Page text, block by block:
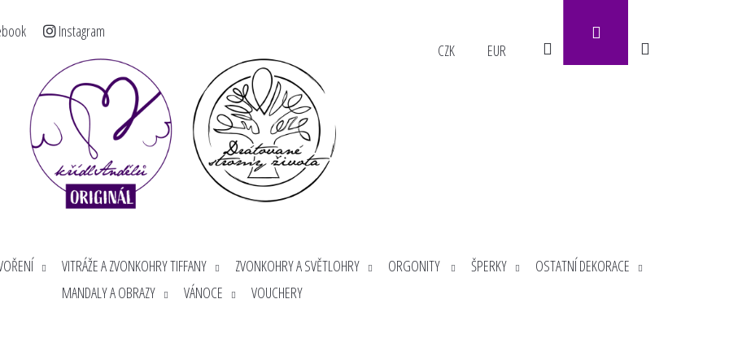
Instagram
VITRÁŽE A ZVONKOHRY TIFFANY ZVONKOHRY A SVĚTLOHRY ORGONITY ŠPERKY
OSTATNÍ DEKORACE
MANDALY A OBRAZY
VÁNOCE VOUCHERY
CZK EUR
Co potřebujete najít?
HLEDAT